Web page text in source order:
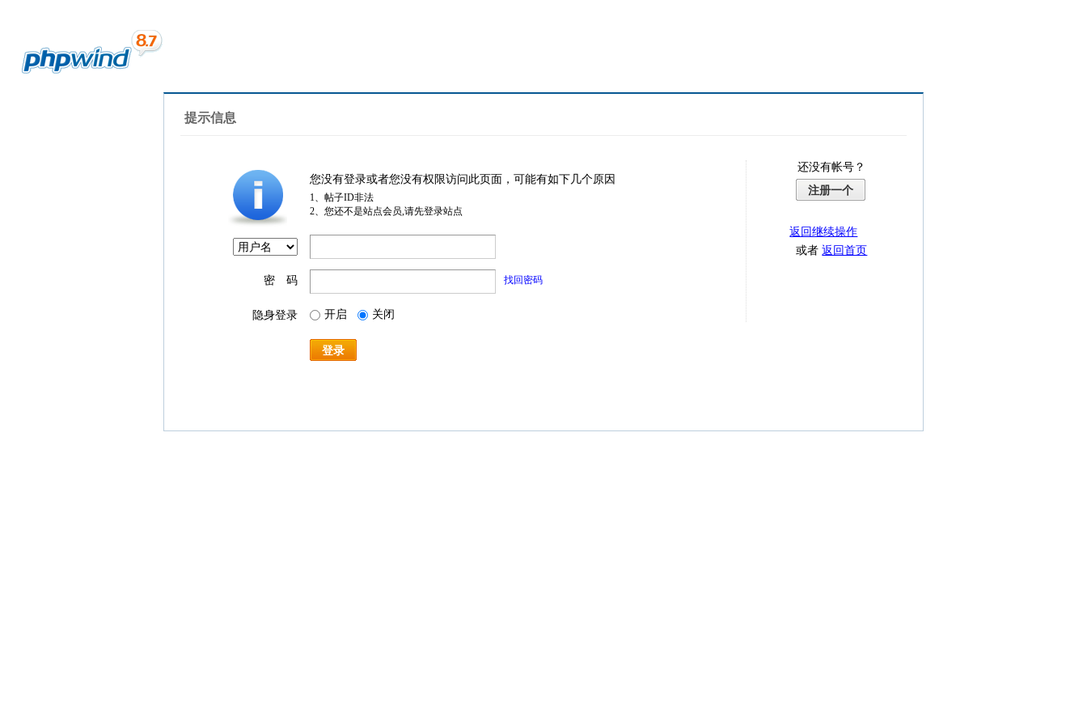
提示信息
您没有登录或者您没有权限访问此页面，可能有如下几个原因
1、帖子ID非法
2、您还不是站点会员,请先登录站点
密 码 找回密码
隐身登录 开启 关闭
登录
还没有帐号？
注册一个
返回继续操作
或者返回首页